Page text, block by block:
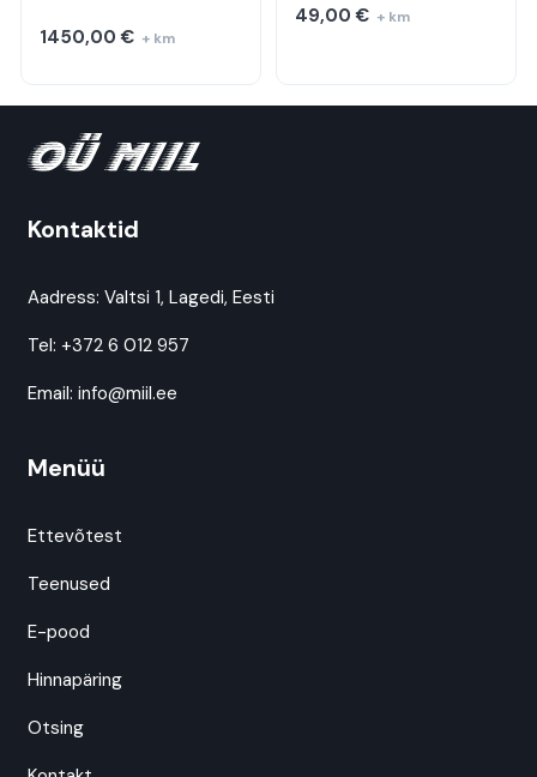
1450,00€ + km
49,00€ + km
Kontaktid
Aadress: Valtsi 1, Lagedi, Eesti
Tel: +372 6 012 957
Email: info@miil.ee
Menüü
Ettevõtest
Teenused
E-pood
Hinnapäring
Otsing